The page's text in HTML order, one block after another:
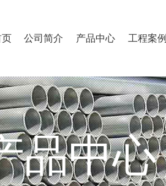
页 公司简介 产品中心 工程案例
品中心